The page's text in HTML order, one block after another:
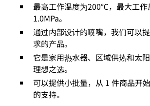
最高工作温度为200℃，最大工作
1.0MPa。
通过内部设计的喷嘴，我们可以
求的产品。
它是家用热水器、区域供热和太
理想之选。
可以提供小批量，从 1 件商品开
的支持。